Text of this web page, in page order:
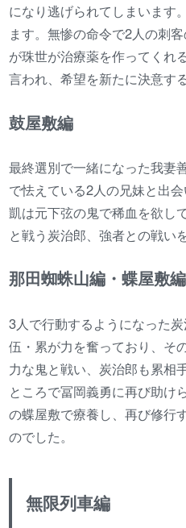
になり逃げられてしまいます
ます。無惨の命令で2人の刺
が珠世が治療薬を作ってくれ
言われ、希望を新たに決意す
鼓屋敷編
最終選別で一緒になった我妻
で怯えている2人の兄妹と出
凱は元下弦の鬼で稀血を欲し
と戦う炭治郎、強者との戦い
那田蜘蛛山編・蝶屋敷編
3人で行動するようになった
伍・累が力を奮っており、そ
力な鬼と戦い、炭治郎も累相
ところで冨岡義勇に再び助け
の蝶屋敷で療養し、再び修行
のでした。
無限列車編